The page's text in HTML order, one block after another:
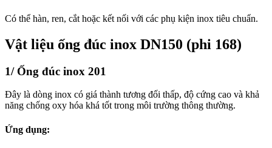
Có thể hàn, ren, cắt hoặc kết nối với các phụ kiện inox tiêu chuẩn.
Vật liệu ống đúc inox DN150 (phi 168)
1/ Ống đúc inox 201
Đây là dòng inox có giá thành tương đối thấp, độ cứng cao và khả
năng chống oxy hóa khá tốt trong môi trường thông thường.
Ứng dụng: